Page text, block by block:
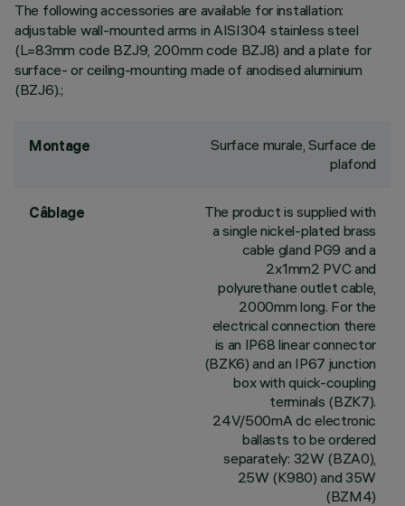
The following accessories are available for installation:
adjustable wall-mounted arms in AISI304 stainless steel
(L=83mm code BZJ9, 200mm code BZJ8) and a plate for
surface- or ceiling-mounting made of anodised aluminium
(BZJ6).;
Montage
Surface murale, Surface de
plafond
Câblage
The product is supplied with
a single nickel-plated brass
cable gland PG9 and a
2x1mm2 PVC and
polyurethane outlet cable,
2000mm long. For the
electrical connection there
is an IP68 linear connector
(BZK6) and an IP67 junction
box with quick-coupling
terminals (BZK7).
24V/500mA dc electronic
ballasts to be ordered
separately: 32W (BZA0),
25W (K980) and 35W
(BZM4)